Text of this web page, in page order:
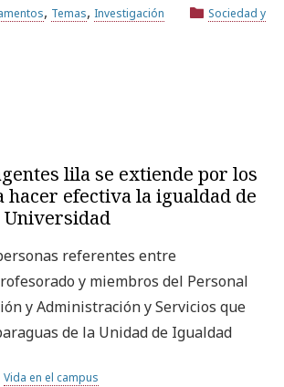
, Temas, Investigación
Sociedad y
lila se extiende por los
hacer efectiva la igualdad de
Universidad
referentes entre
y miembros del Personal
y Administración y Servicios que
de la Unidad de Igualdad
Vida en el campus